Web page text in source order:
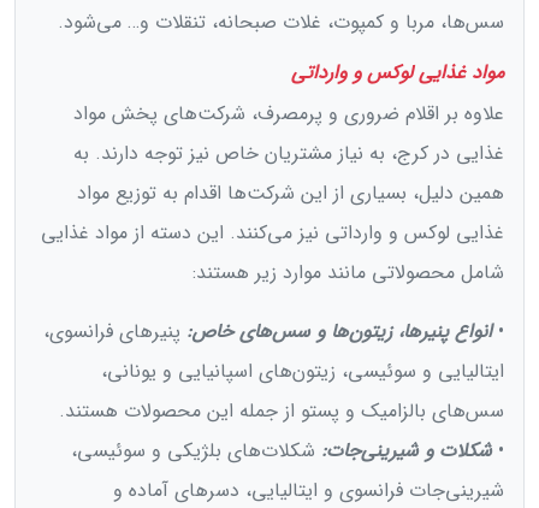
سس‌ها، مربا و کمپوت، غلات صبحانه، تنقلات و… می‌شود.
مواد غذایی لوکس و وارداتی
علاوه بر اقلام ضروری و پرمصرف، شرکت‌های پخش مواد
غذایی در کرج، به نیاز مشتریان خاص نیز توجه دارند. به
همین دلیل، بسیاری از این شرکت‌ها اقدام به توزیع مواد
غذایی لوکس و وارداتی نیز می‌کنند. این دسته از مواد غذایی
شامل محصولاتی مانند موارد زیر هستند:
•انواع پنیرها، زیتون‌ها و سس‌های خاص: پنیرهای فرانسوی،
ایتالیایی و سوئیسی، زیتون‌های اسپانیایی و یونانی،
سس‌های بالزامیک و پستو از جمله این محصولات هستند.
• شکلات و شیرینی‌جات: شکلات‌های بلژیکی و سوئیسی،
شیرینی‌جات فرانسوی و ایتالیایی، دسرهای آماده و